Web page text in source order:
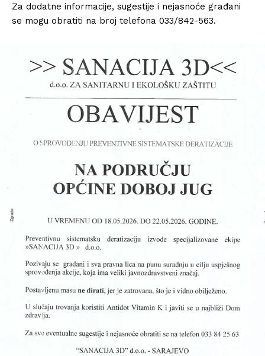
Za dodatne informacije, sugestije i nejasnoće građani
se mogu obratiti na broj telefona 033/842-563.